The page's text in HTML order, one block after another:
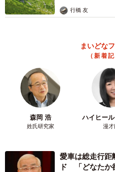
行橋 友
まいどな
（新着
森岡 浩
姓氏研究家
ハイヒー
漫才
愛車は総走行距
ド 「どなたか